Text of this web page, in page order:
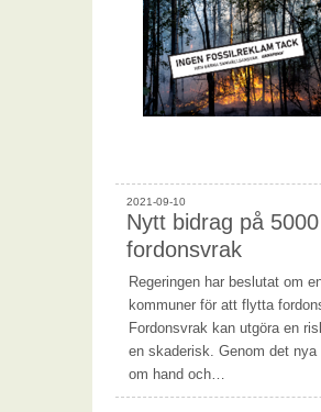
2021-09-10
Nytt bidrag på
fordonsvrak
Regeringen har beslutat om
kommuner för att flytta
Fordonsvrak kan utgöra en
en skaderisk. Genom det
om hand och…